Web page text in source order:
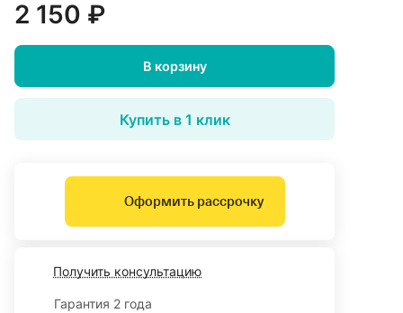
2 150 ₽
В корзину
Купить в 1 клик
Оформить рассрочку
Получить консультацию
Гарантия 2 года